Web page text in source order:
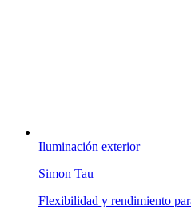
Iluminación exterior
Simon Tau
Flexibilidad y rendimiento